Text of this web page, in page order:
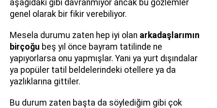
aşağıdaki gibi davranmıyor ancak bu gözlemler
genel olarak bir fikir verebiliyor.
Mesela durumu zaten hep iyi olan arkadaşlarımın
birçoğu beş yıl önce bayram tatilinde ne
yapıyorlarsa onu yapmışlar. Yani ya yurt dışındalar
ya popüler tatil beldelerindeki otellere ya da
yazlıklarına gittiler.
Bu durum zaten başta da söylediğim gibi çok